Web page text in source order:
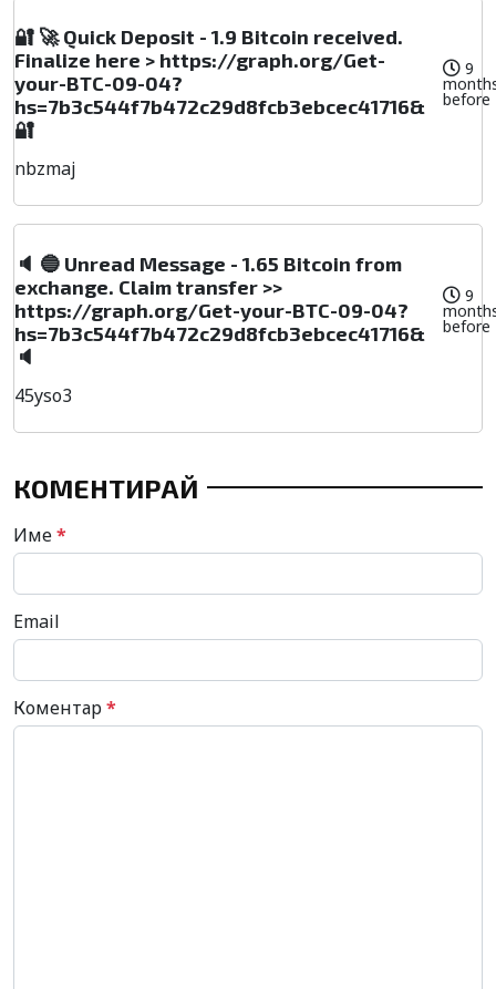
🔐 🚀 Quick Deposit - 1.9 Bitcoin received.
Finalize here > https://graph.org/Get-
your-BTC-09-04?
hs=7b3c544f7b472c29d8fcb3ebcec41716&
🔐
9
before
nbzmaj
🔈 🔵 Unread Message - 1.65 Bitcoin from
exchange. Claim transfer >>
https://graph.org/Get-your-BTC-09-04?
hs=7b3c544f7b472c29d8fcb3ebcec41716&
🔈
9
before
45yso3
КОМЕНТИРАЙ
Име*
Email
Коментар*